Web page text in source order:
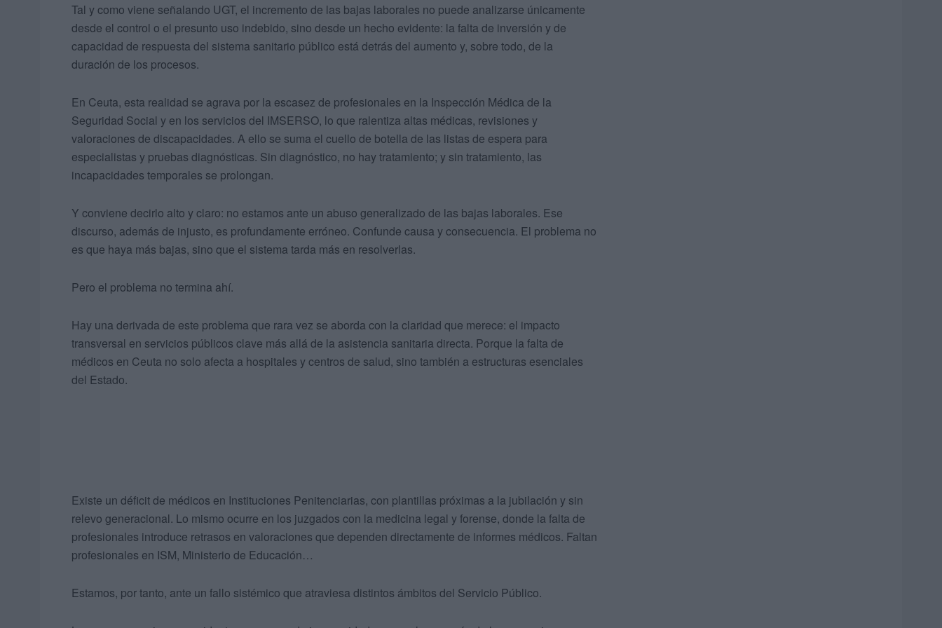
Tal y como viene señalando UGT, el incremento de las bajas laborales no puede analizarse únicamente
desde el control o el presunto uso indebido, sino desde un hecho evidente: la falta de inversión y de
capacidad de respuesta del sistema sanitario público está detrás del aumento y, sobre todo, de la
duración de los procesos.
En Ceuta, esta realidad se agrava por la escasez de profesionales en la Inspección Médica de la
Seguridad Social y en los servicios del IMSERSO, lo que ralentiza altas médicas, revisiones y
valoraciones de discapacidades. A ello se suma el cuello de botella de las listas de espera para
especialistas y pruebas diagnósticas. Sin diagnóstico, no hay tratamiento; y sin tratamiento, las
incapacidades temporales se prolongan.
Y conviene decirlo alto y claro: no estamos ante un abuso generalizado de las bajas laborales. Ese
discurso, además de injusto, es profundamente erróneo. Confunde causa y consecuencia. El problema no
es que haya más bajas, sino que el sistema tarda más en resolverlas.
Pero el problema no termina ahí.
Hay una derivada de este problema que rara vez se aborda con la claridad que merece: el impacto
transversal en servicios públicos clave más allá de la asistencia sanitaria directa. Porque la falta de
médicos en Ceuta no solo afecta a hospitales y centros de salud, sino también a estructuras esenciales
del Estado.
Existe un déficit de médicos en Instituciones Penitenciarias, con plantillas próximas a la jubilación y sin
relevo generacional. Lo mismo ocurre en los juzgados con la medicina legal y forense, donde la falta de
profesionales introduce retrasos en valoraciones que dependen directamente de informes médicos. Faltan
profesionales en ISM, Ministerio de Educación…
Estamos, por tanto, ante un fallo sistémico que atraviesa distintos ámbitos del Servicio Público.